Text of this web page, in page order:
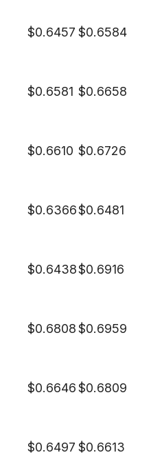
$0.6457 $0.6584
$0.6581 $0.6658
$0.6610 $0.6726
$0.6366$0.6481
$0.6438$0.6916
$0.6808$0.6959
$0.6646$0.6809
$0.6497 $0.6613